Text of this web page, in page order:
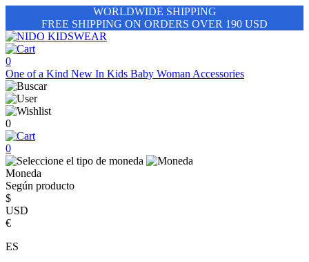
WORLDWIDE SHIPPING
FREE SHIPPING ON ORDERS OVER 190 USD
0
One of a Kind New In Kids Baby Woman Accessories
0
0
Moneda
Según producto
$
USD
€
ES